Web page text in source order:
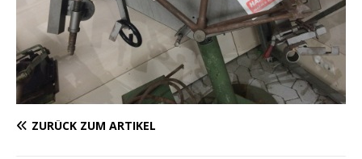
ZURÜCK ZUM ARTIKEL